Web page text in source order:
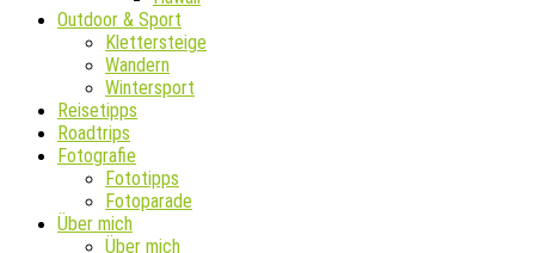
Outdoor & Sport
Klettersteige
Wandern
Wintersport
Reisetipps
Roadtrips
Fotografie
Fototipps
Fotoparade
Über mich
Über mich